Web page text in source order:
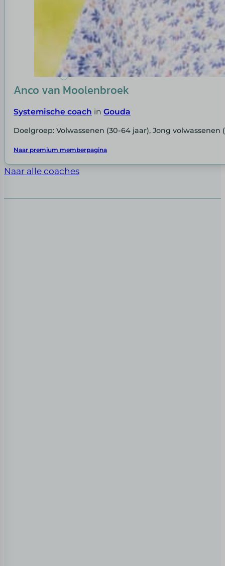
Anco van Moolenbroek
Systemische coach inGouda
Doelgroep: Volwassenen (30-64 jaar), Jong
Naar premium memberpagina
Naar alle coaches